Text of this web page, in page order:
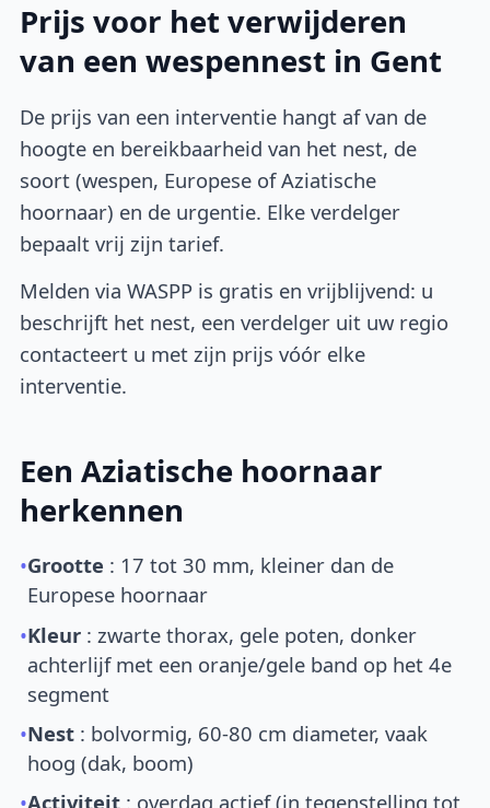
Prijs voor het verwijderen
van een wespennest in Gent
De prijs van een interventie hangt af van de
hoogte en bereikbaarheid van het nest, de
soort (wespen, Europese of Aziatische
hoornaar) en de urgentie. Elke verdelger
bepaalt vrij zijn tarief.
Melden via WASPP is gratis en vrijblijvend: u
beschrijft het nest, een verdelger uit uw regio
contacteert u met zijn prijs vóór elke
interventie.
Een Aziatische hoornaar
herkennen
•Grootte : 17 tot 30 mm, kleiner dan de
Europese hoornaar
•Kleur : zwarte thorax, gele poten, donker
achterlijf met een oranje/gele band op het 4e
segment
•Nest : bolvormig, 60-80 cm diameter, vaak
hoog (dak, boom)
•Activiteit : overdag actief (in tegenstelling tot